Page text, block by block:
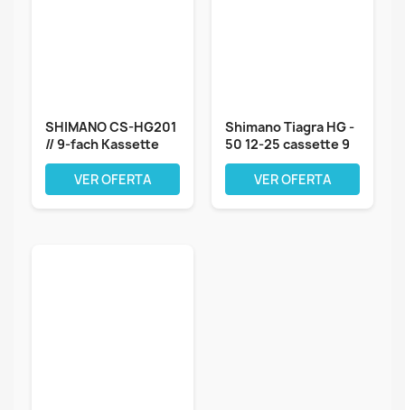
SHIMANO CS-HG201
// 9-fach Kassette
(11-32 Zähne)
VER OFERTA
Shimano Tiagra HG -
50 12-25 cassette 9
vitesses
VER OFERTA